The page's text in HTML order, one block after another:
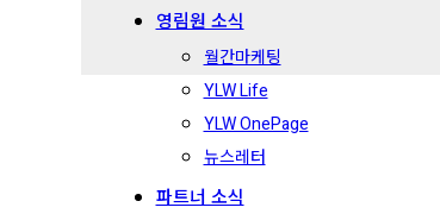
영림원 소식
월간마케팅
YLW Life
YLW OnePage
뉴스레터
파트너 소식